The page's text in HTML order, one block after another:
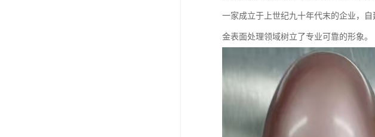
一家成立于上世纪九十年代末的企业，
金表面处理领域树立了专业可靠的形象。